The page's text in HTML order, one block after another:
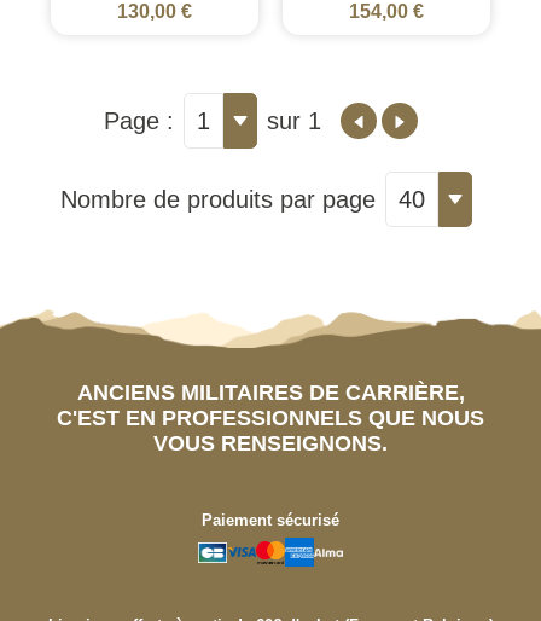
130,00 € 154,00 €
Page : 1 sur 1
Nombre de produits par page 40
ANCIENS MILITAIRES DE CARRIÈRE,
C'EST EN PROFESSIONNELS QUE NOUS
VOUS RENSEIGNONS.
Paiement sécurisé